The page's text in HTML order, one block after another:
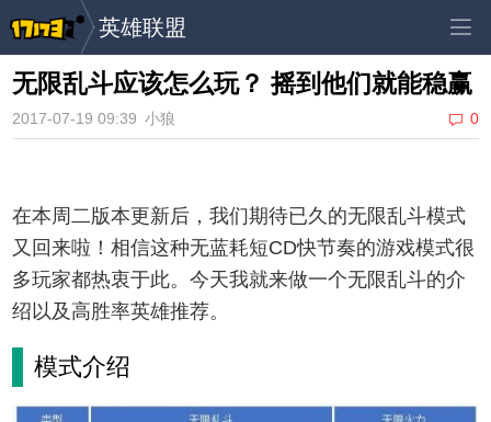
英雄联盟
无限乱斗应该怎么玩？ 摇到他们就能稳赢
2017-07-19 09:39 小狼 0
在本周二版本更新后，我们期待已久的无限乱斗模式
又回来啦！相信这种无蓝耗短CD快节奏的游戏模式很
多玩家都热衷于此。今天我就来做一个无限乱斗的介
绍以及高胜率英雄推荐。
模式介绍